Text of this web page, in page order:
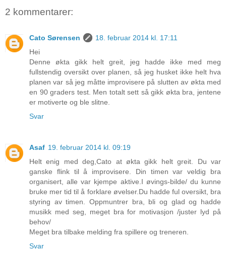
2 kommentarer:
Cato Sørensen
18. februar 2014 kl. 17:11
Hei
Denne økta gikk helt greit, jeg hadde ikke med meg
fullstendig oversikt over planen, så jeg husket ikke helt hva
planen var så jeg måtte improvisere på slutten av økta med
en 90 graders test. Men totalt sett så gikk økta bra, jentene
er motiverte og ble slitne.
Svar
Asaf 19. februar 2014 kl. 09:19
Helt enig med deg,Cato at økta gikk helt greit. Du var
ganske flink til å improvisere. Din timen var veldig bra
organisert, alle var kjempe aktive.I øvings-bilde/ du kunne
bruke mer tid til å forklare øvelser.Du hadde ful oversikt, bra
styring av timen. Oppmuntrer bra, bli og glad og hadde
musikk med seg, meget bra for motivasjon /juster lyd på
behov/
Meget bra tilbake melding fra spillere og treneren.
Svar